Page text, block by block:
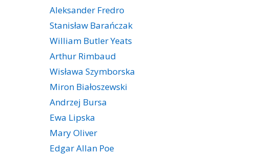
Aleksander Fredro
Stanisław Barańczak
William Butler Yeats
Arthur Rimbaud
Wisława Szymborska
Miron Białoszewski
Andrzej Bursa
Ewa Lipska
Mary Oliver
Edgar Allan Poe